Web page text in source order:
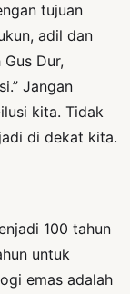
tujuan
adil dan
Dur,
Jangan
kita. Tidak
di dekat kita.
100 tahun
untuk
emas adalah